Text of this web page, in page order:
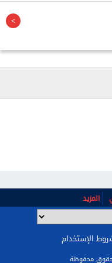
الثقافة، أجرت عددًا
بقسم الديكور بالمعهد
العلاج حاليًا داخل
المزيد
الإستخدام